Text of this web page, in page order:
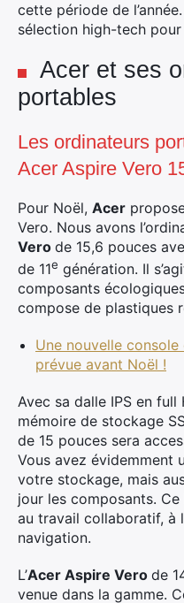
cette période de
sélection high-tech
Acer et ses
portables
Les ordinateurs
Acer Aspire Vero
Pour Noël, Acer
Vero. Nous avons
Vero de 15,6 pouces
de 11e génération. Il
composants
compose de plastiques
Une nouvelle
prévue avant Noël !
Avec sa dalle IPS en full
mémoire de stockage
de 15 pouces sera
Vous avez évidemment
votre stockage, mais
jour les composants. Ce
au travail collaboratif, à
navigation.
L’Acer Aspire Vero de
venue dans la gamme.